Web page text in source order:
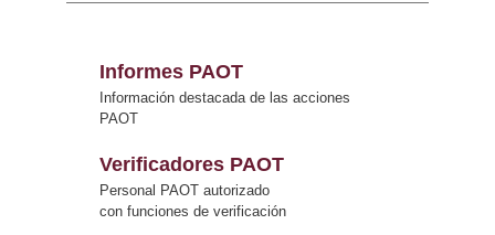
Informes PAOT
Información destacada de las acciones
PAOT
Verificadores PAOT
Personal PAOT autorizado
con funciones de verificación